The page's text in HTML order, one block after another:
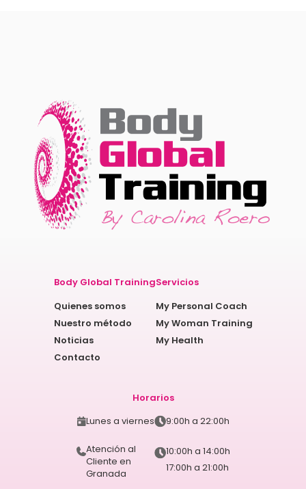
Body Global Training
Quienes somos
Nuestro método
Noticias
Contacto
Servicios
My Personal Coach
My Woman Training
My Health
Horarios
Lunes a viernes
9:00h a 22:00h
Atención al
Cliente en
Granada
10:00h a 14:00h
17:00h a 21:00h